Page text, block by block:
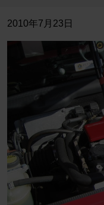
2010年7月23日